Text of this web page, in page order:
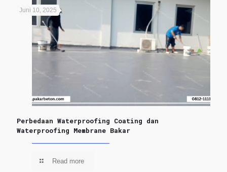
Juni 10, 2025
Perbedaan Waterproofing Coating dan
Waterproofing Membrane Bakar
Read more